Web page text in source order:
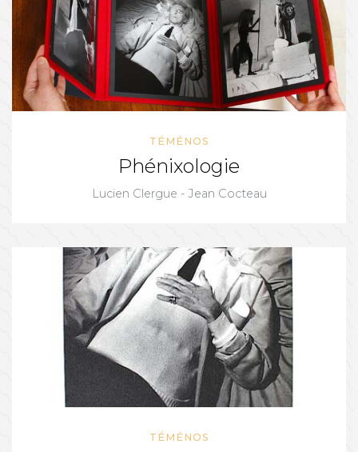
TÉMÉNOS
Phénixologie
Lucien Clergue - Jean Cocteau
TÉMÉNOS